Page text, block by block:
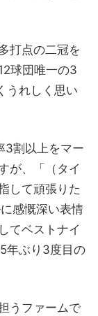
打点の二冠を
球団唯一の3
うれしく思い
3割以上をマー
が、「（タイ
して頑張りた
感慨深い表情
てベストナイ
年ぶり3度目の
うファームで